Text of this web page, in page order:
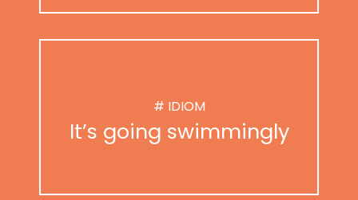
# IDIOM
It’s going swimmingly